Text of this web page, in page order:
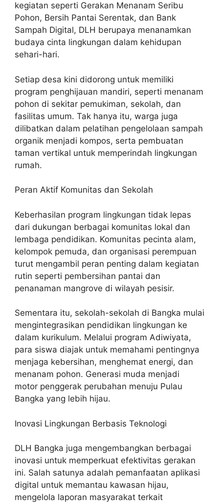
kegiatan seperti Gerakan Menanam Seribu
Pohon, Bersih Pantai Serentak, dan Bank
Sampah Digital, DLH berupaya menanamkan
budaya cinta lingkungan dalam kehidupan
sehari-hari.
Setiap desa kini didorong untuk memiliki
program penghijauan mandiri, seperti menanam
pohon di sekitar pemukiman, sekolah, dan
fasilitas umum. Tak hanya itu, warga juga
dilibatkan dalam pelatihan pengelolaan sampah
organik menjadi kompos, serta pembuatan
taman vertikal untuk memperindah lingkungan
rumah.
Peran Aktif Komunitas dan Sekolah
Keberhasilan program lingkungan tidak lepas
dari dukungan berbagai komunitas lokal dan
lembaga pendidikan. Komunitas pecinta alam,
kelompok pemuda, dan organisasi perempuan
turut mengambil peran penting dalam kegiatan
rutin seperti pembersihan pantai dan
penanaman mangrove di wilayah pesisir.
Sementara itu, sekolah-sekolah di Bangka mulai
mengintegrasikan pendidikan lingkungan ke
dalam kurikulum. Melalui program Adiwiyata,
para siswa diajak untuk memahami pentingnya
menjaga kebersihan, menghemat energi, dan
menanam pohon. Generasi muda menjadi
motor penggerak perubahan menuju Pulau
Bangka yang lebih hijau.
Inovasi Lingkungan Berbasis Teknologi
DLH Bangka juga mengembangkan berbagai
inovasi untuk memperkuat efektivitas gerakan
ini. Salah satunya adalah pemanfaatan aplikasi
digital untuk memantau kawasan hijau,
mengelola laporan masyarakat terkait